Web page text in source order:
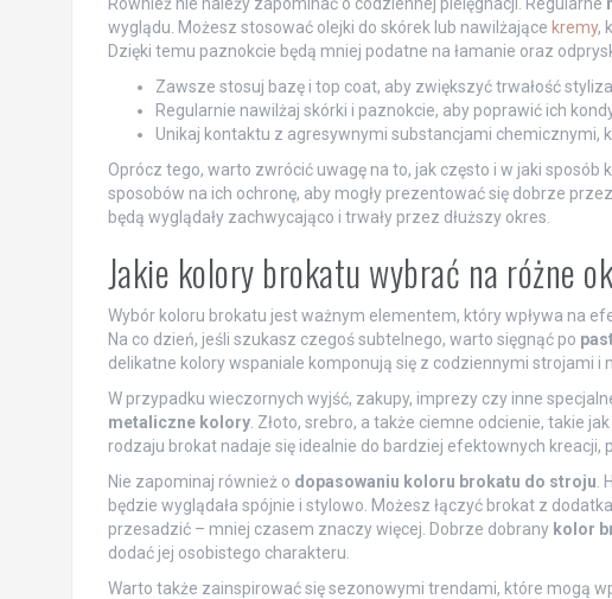
wyglądu. Możesz stosować olejki do skórek lub nawilżające kremy,
Dzięki temu paznokcie będą mniej podatne na łamanie oraz
Zawsze stosuj bazę i top coat, aby zwiększyć trwałość
Regularnie nawilżaj skórki i paznokcie, aby poprawić ich
Unikaj kontaktu z agresywnymi substancjami chemicznymi,
Oprócz tego, warto zwrócić uwagę na to, jak często i w jaki
sposobów na ich ochronę, aby mogły prezentować się dobrze przez
będą wyglądały zachwycająco i trwały przez dłuższy okres.
Jakie kolory brokatu wybrać na różne
Wybór koloru brokatu jest ważnym elementem, który wpływa na
Na co dzień, jeśli szukasz czegoś subtelnego, warto sięgnąć po
delikatne kolory wspaniale komponują się z codziennymi strojami i
W przypadku wieczornych wyjść, zakupy, imprezy czy inne
metaliczne kolory. Złoto, srebro, a także ciemne odcienie, takie
rodzaju brokat nadaje się idealnie do bardziej efektownych kreacji,
Nie zapominaj również o dopasowaniu koloru brokatu do stroju
będzie wyglądała spójnie i stylowo. Możesz łączyć brokat z
przesadzić – mniej czasem znaczy więcej. Dobrze dobrany kolor
dodać jej osobistego charakteru.
Warto także zainspirować się sezonowymi trendami, które mogą